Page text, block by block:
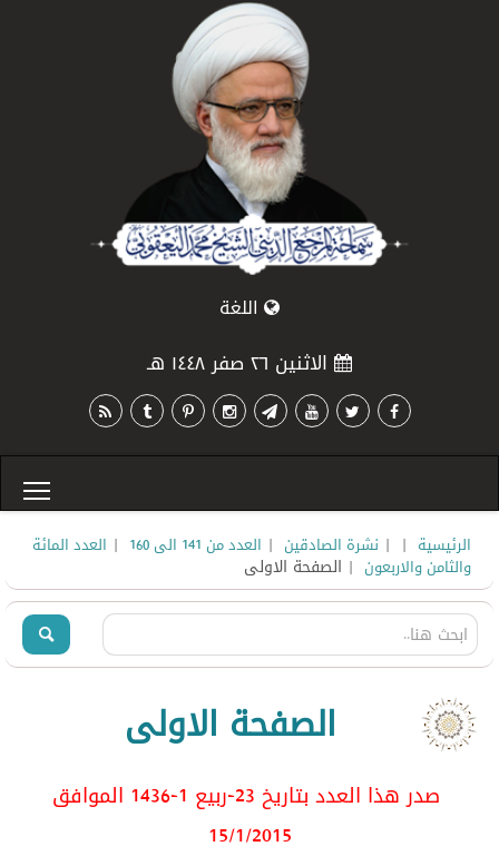
اللغة
الاثنين ٢٦ صفر ١٤٤٨ هـ
الرئيسية |
| نشرة الصادقين | العدد من 141 الى 160 | العدد المائة
والثامن والاربعون | الصفحة الاولى
الصفحة الاولى
صدر هذا العدد بتاريخ 23-ربيع 1-1436 الموافق
15/1/2015